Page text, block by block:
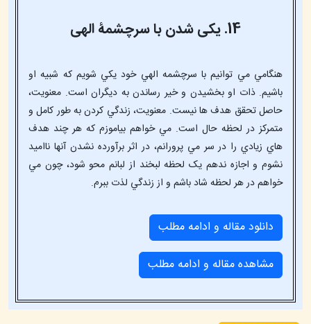
14. یکی شدن با سرچشمۀ الهی
هنگامي مي توانيم با سرچشمه الهي خود يکي شويم که شبيه او
باشيم. ذات او بخشيدن و خير رساندن به ديگران است. معنويت،
حاصل تحقق هدف ها نيست. معنويت، زندگي کردن به طور کامل و
متمرکز در لحظه حال است. مي خواهم بياموزم که هر چند هدف
هاي زيادي را در سر مي پرورانم، در اثر برآورده نشدن آنها نااميد
نشوم و اجازه ندهم يک لحظه لبخند از لبانم محو شود، چون مي
خواهم در هر لحظه شاد باشم و از زندگي لذت ببرم.
دانلود مقاله و ادامه مطلب
مشاهده مقاله و ادامه مطلب